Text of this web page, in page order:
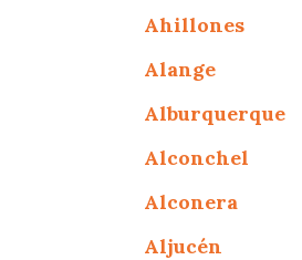
Ahillones
Alange
Alburquerque
Alconchel
Alconera
Aljucén